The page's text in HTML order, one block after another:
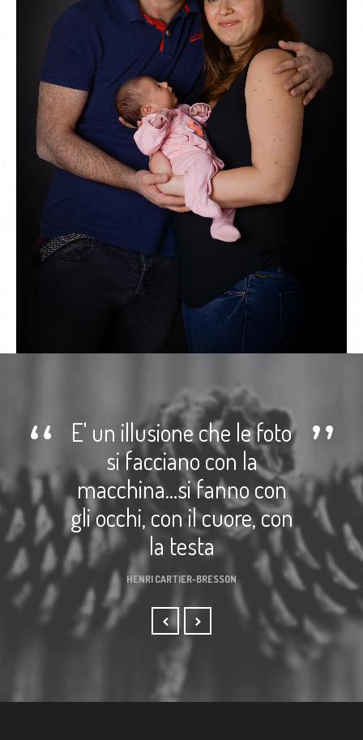
E' un illusione che le foto
si facciano con la
macchina...si fanno con
gli occhi, con il cuore, con
la testa
HENRI CARTIER-BRESSON